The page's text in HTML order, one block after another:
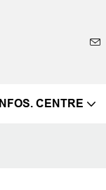
INFOS. CENTRE